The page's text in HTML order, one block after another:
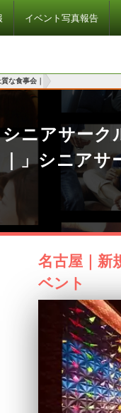
イベント写真報告
な食事会｜
シニアサーク
｜」シニア
名古屋｜新
ベント